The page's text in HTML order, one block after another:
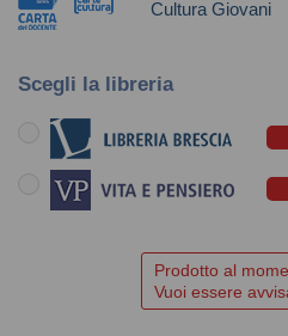
Cultura Giovani
Scegli la libreria
Prodotto al
Vuoi essere